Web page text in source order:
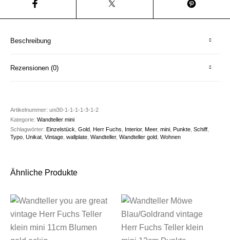
Beschreibung
Rezensionen (0)
Artikelnummer:uni30-1-1-1-1-3-1-2
Kategorie:Wandteller mini
Schlagwörter:Einzelstück ,Gold ,Herr Fuchs Interior,Meer,mini ,Punkte ,Schiff
Typo ,Unikat ,Vintage ,wallplate ,Wandteller,Wandteller gold ,Wohnen
Ähnliche Produkte